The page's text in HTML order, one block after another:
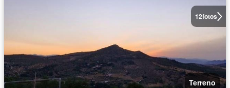
12fotos
Terreno